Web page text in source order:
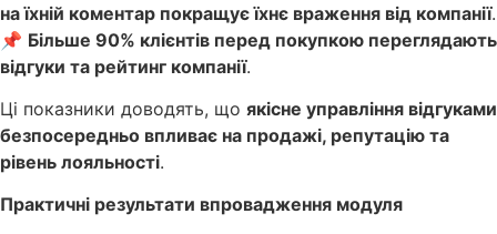
на їхній коментар покращує їхнє враження від компанії.
📌 Більше 90% клієнтів перед покупкою переглядають
відгуки та рейтинг компанії.
Ці показники доводять, що якісне управління відгуками
безпосередньо впливає на продажі, репутацію та
рівень лояльності.
Практичні результати впровадження модуля